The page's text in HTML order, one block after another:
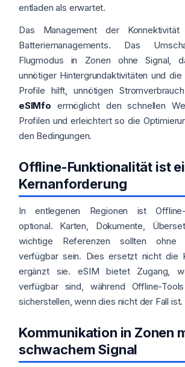
entladen als erwartet.
Das Management der
Batteriemanagements. Das
Flugmodus in Zonen ohne Signal,
unnötiger Hintergrundaktivitäten und
Profile hilft, unnötigen
eSIMfo ermöglicht den schnellen
Profilen und erleichtert so die
den Bedingungen.
Offline-Funktionalität ist
Kernanforderung
In entlegenen Regionen ist
optional. Karten, Dokumente,
wichtige Referenzen sollten ohne
verfügbar sein. Dies ersetzt nicht die
ergänzt sie. eSIM bietet Zugang,
verfügbar sind, während Offline-
sicherstellen, wenn dies nicht der Fall ist.
Kommunikation in Zonen
schwachem Signal